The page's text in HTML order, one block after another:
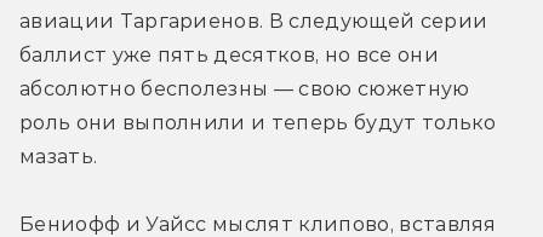
авиации Таргариенов. В следующей серии
баллист уже пять десятков, но все они
абсолютно бесполезны — свою сюжетную
роль они выполнили и теперь будут только
мазать.
Бениофф и Уайсс мыслят клипово, вставляя